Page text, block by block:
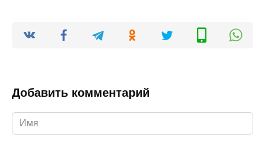
Добавить комментарий
Имя
*